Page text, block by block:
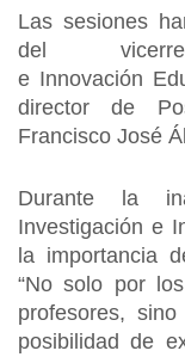
Las sesiones
del
e Innovación
director de
Francisco José
Durante la
Investigación e
la importancia
“No solo por
profesores,
posibilidad de